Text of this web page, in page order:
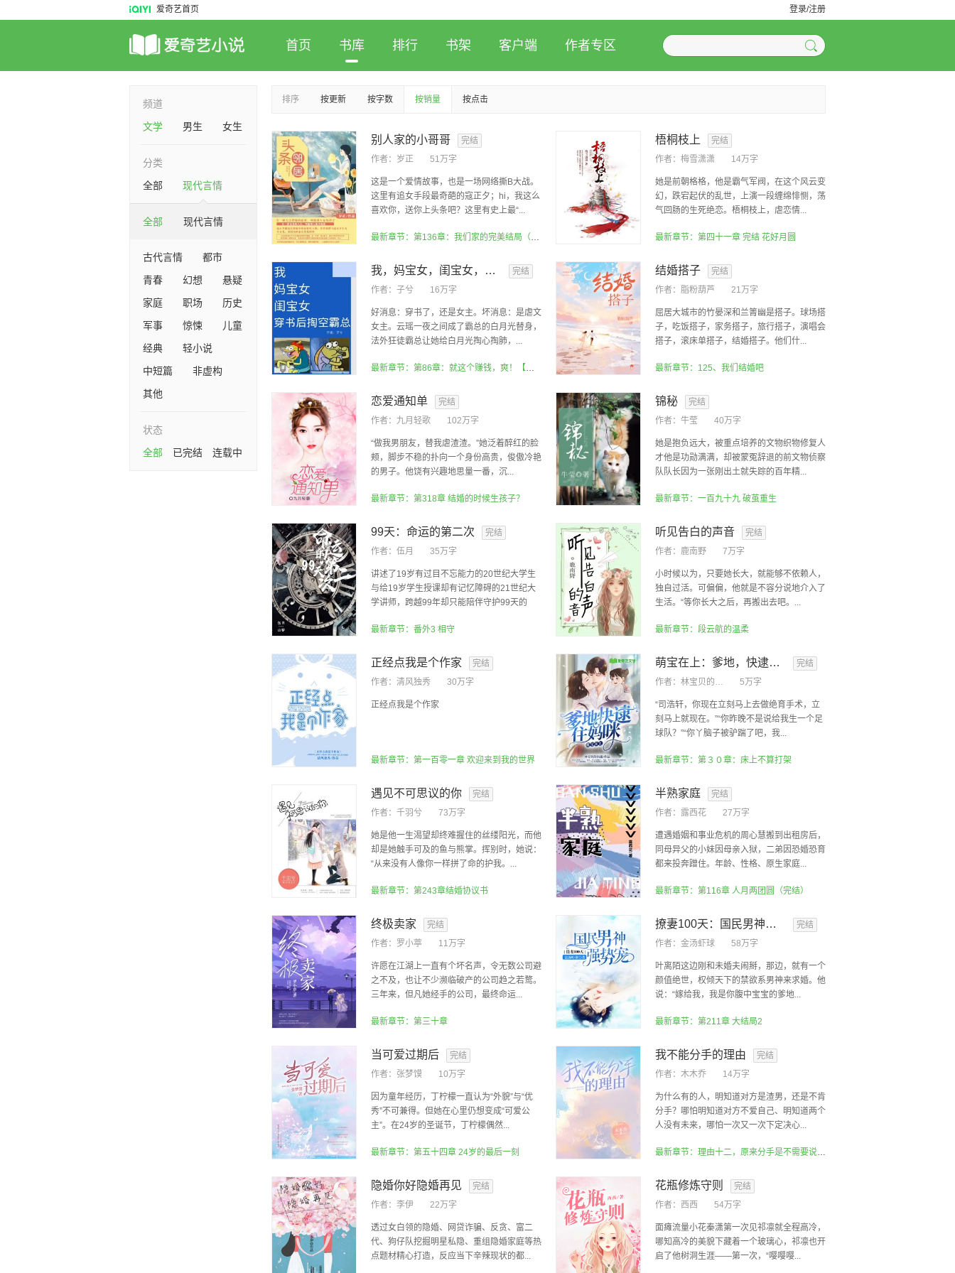
爱奇艺首页 登录/注册
首页 书库 排行 书架 客户端 作者专区
频道
文学
男生 女生
分类
全部
现代言情
全部 现代言情
古代言情
都市
青春
幻想
悬疑
家庭
职场
历史
军事
惊悚
儿童
经典
轻小说
中短篇
非虚构
其他
状态
全部
已完结 连载中
排序 按更新 按字数 按销量 按点击
别人家的小哥哥
完结
作者： 岁正 51万字
这是一个爱情故事，也是一场网络撕B大战。
这里有追女手段最奇葩的寇正夕；hi，我这么
喜欢你，送你上头条吧？这里有史上最“...
最新章节：第136章：我们家的完美结局（已完结）
梧桐枝上
完结
作者： 梅雪潇潇 14万字
她是前朝格格，他是霸气军阀，在这个风云变
幻，跌宕起伏的乱世，上演一段缠绵悱恻，荡
气回肠的生死绝恋。梧桐枝上，虐恋情...
最新章节：第四十一章 完结 花好月圆
我，妈宝女，闺宝女，穿书后掏空霸总
完结
作者： 子兮 16万字
好消息：穿书了，还是女主。坏消息：是虐文
女主。云瑶一夜之间成了霸总的白月光替身，
法外狂徒霸总让她给白月光掏心掏肺，...
最新章节：第86章：就这个赚钱，爽！【全文完】
结婚搭子
完结
作者： 脂粉葫芦 21万字
屈居大城市的竹晏深和兰箐幽是搭子。球场搭
子，吃饭搭子，家务搭子，旅行搭子，演唱会
搭子，滚床单搭子，结婚搭子。他们什...
最新章节：125、我们结婚吧
恋爱通知单
完结
作者： 九月轻歌 102万字
“做我男朋友，替我虐渣渣。”她泛着醉红的脸
颊，脚步不稳的扑向一个身份高贵，俊傲冷艳
的男子。他饶有兴趣地思量一番，沉...
最新章节：第318章 结婚的时候生孩子？
锦秘
完结
作者： 牛莹 40万字
她是抱负远大，被重点培养的文物织物修复人
才他是功勋满满，却被蒙冤辞退的前文物侦察
队队长因为一张刚出土就失踪的百年精...
最新章节：一百九十九 破茧重生
99天：命运的第二次
完结
作者： 伍月 35万字
讲述了19岁有过目不忘能力的20世纪大学生
与给19岁学生授课却有记忆障碍的21世纪大
学讲师，跨越99年却只能陪伴守护99天的
最新章节：番外3 相守
听见告白的声音
完结
作者： 鹿南野 7万字
小时候以为，只要她长大，就能够不依赖人，
独自过活。可偏偏，他就是不容分说地介入了
生活。“等你长大之后，再搬出去吧。...
最新章节：段云航的温柔
正经点我是个作家
完结
作者： 清风独秀 30万字
正经点我是个作家
最新章节：第一百零一章 欢迎来到我的世界
萌宝在上：爹地，快逮住妈咪
完结
作者：
林宝贝的快递 5万字
“司浩轩，你现在立刻马上去做绝育手术，立
刻马上就现在。”“你昨晚不是说给我生一个足
球队？”“你丫脑子被驴踹了吧，我...
最新章节：第３０章：床上不算打架
遇见不可思议的你
完结
作者： 千羽兮 73万字
她是他一生渴望却终难握住的丝缕阳光，而他
却是她触手可及的鱼与熊掌。挥别时，她说：
“从来没有人像你一样拼了命的护我。...
最新章节：第243章结婚协议书
半熟家庭
完结
作者： 露西花 27万字
遭遇婚姻和事业危机的周心慧搬到出租房后，
同母异父的小妹因母亲入狱，二弟因恐婚恐育
都来投奔蹭住。年龄、性格、原生家庭...
最新章节：第116章 人月两团圆（完结）
终极卖家
完结
作者： 罗小葶 11万字
许愿在江湖上一直有个坏名声，令无数公司避
之不及，也让不少濒临破产的公司趋之若鹜。
三年来，但凡她经手的公司，最终命运...
最新章节：第三十章
撩妻100天：国民男神强势宠
完结
作者： 金汤虾球 58万字
叶离陌这边刚和未婚夫闹掰，那边，就有一个
颜值绝世，权倾天下的禁欲系男神来求婚。他
说：“嫁给我，我是你腹中宝宝的爹地...
最新章节：第211章 大结局2
当可爱过期后
完结
作者： 张梦馍 10万字
因为童年经历，丁柠檬一直认为“外貌”与“优
秀”不可兼得。但她在心里仍想变成“可爱公
主”。在24岁的圣诞节，丁柠檬偶然...
最新章节：第五十四章 24岁的最后一刻
我不能分手的理由
完结
作者： 木木乔 14万字
为什么有的人，明知道对方是渣男，还是不肯
分手？哪怕明知道对方不爱自己、明知道两个
人没有未来，哪怕一次又一次下定决心...
最新章节：理由十二，原来分手是不需要说出来的（5）
隐婚你好隐婚再见
完结
作者： 李伊 22万字
透过女白领的隐婚、网贷诈骗、反贪、富二
代、狗仔队挖掘明星私隐、重组隐婚家庭等热
点题材精心打造，反应当下辛辣现状的都...
花瓶修炼守则
完结
作者： 西西 54万字
面瘫流量小花秦潇第一次见祁凛就全程高冷，
哪知高冷的美貌下藏着一个玻璃心，祁凛也开
启了他树洞生涯——第一次，“嘤嘤嘤...